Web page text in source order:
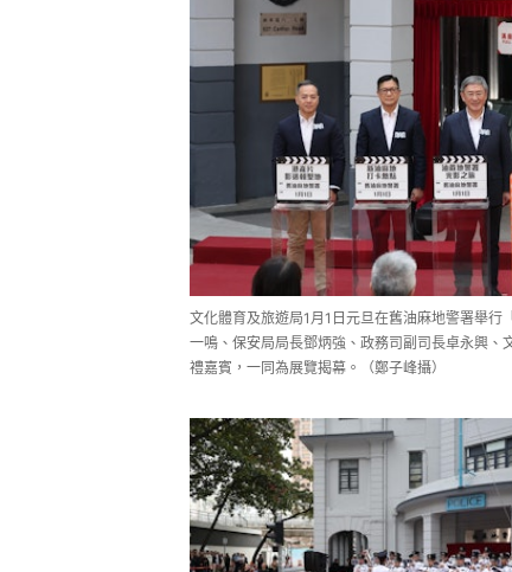
文化體育及旅遊局1月1日元旦在舊油麻地警署舉
一鳴、保安局局長鄧炳強、政務司副司長卓永興
禮嘉賓，一同為展覽揭幕。（鄭子峰攝）